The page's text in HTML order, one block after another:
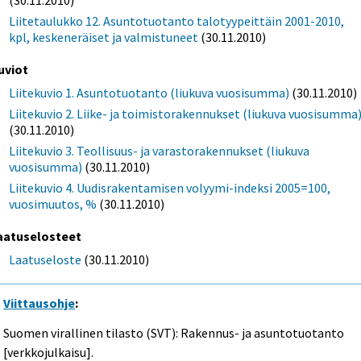
Liitetaulukko 12. Asuntotuotanto talotyypeittäin 2001-2010,
kpl, keskeneräiset ja valmistuneet (30.11.2010)
Liitekuvio 1. Asuntotuotanto (liukuva vuosisumma) (30.11.2010)
Liitekuvio 2. Liike- ja toimistorakennukset (liukuva
(30.11.2010)
Liitekuvio 3. Teollisuus- ja varastorakennukset (liukuva
vuosisumma) (30.11.2010)
Liitekuvio 4. Uudisrakentamisen volyymi-indeksi 2005=100,
vuosimuutos, % (30.11.2010)
Laatuseloste (30.11.2010)
Viittausohje:
Suomen virallinen tilasto (SVT): Rakennus- ja asuntotuotanto
[verkkojulkaisu].